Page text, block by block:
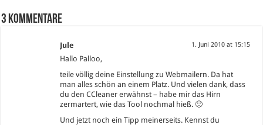
3 Kommentare
Jule 1. Juni 2010 at 15:15
Hallo Palloo,
teile völlig deine Einstellung zu Webmailern. Da hat
man alles schön an einem Platz. Und vielen dank, dass
du den CCleaner erwähnst – habe mir das Hirn
zermartert, wie das Tool nochmal hieß. 🙂
Und jetzt noch ein Tipp meinerseits. Kennst du